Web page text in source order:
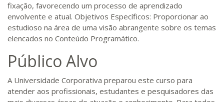
fixação, favorecendo um processo de aprendizado
envolvente e atual. Objetivos Específicos: Proporcionar ao
estudioso na área de uma visão abrangente sobre os temas
elencados no Conteúdo Programático.
Público Alvo
A Universidade Corporativa preparou este curso para
atender aos profissionais, estudantes e pesquisadores das